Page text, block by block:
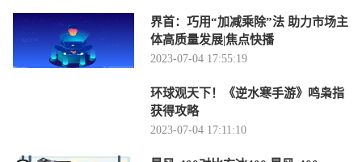
界首：巧用“加减乘除”法 助力市场主
体高质量发展|焦点快播
2023-07-04 17:55:19
环球观天下！《逆水寒手游》鸣枭指
获得攻略
2023-07-04 17:11:10